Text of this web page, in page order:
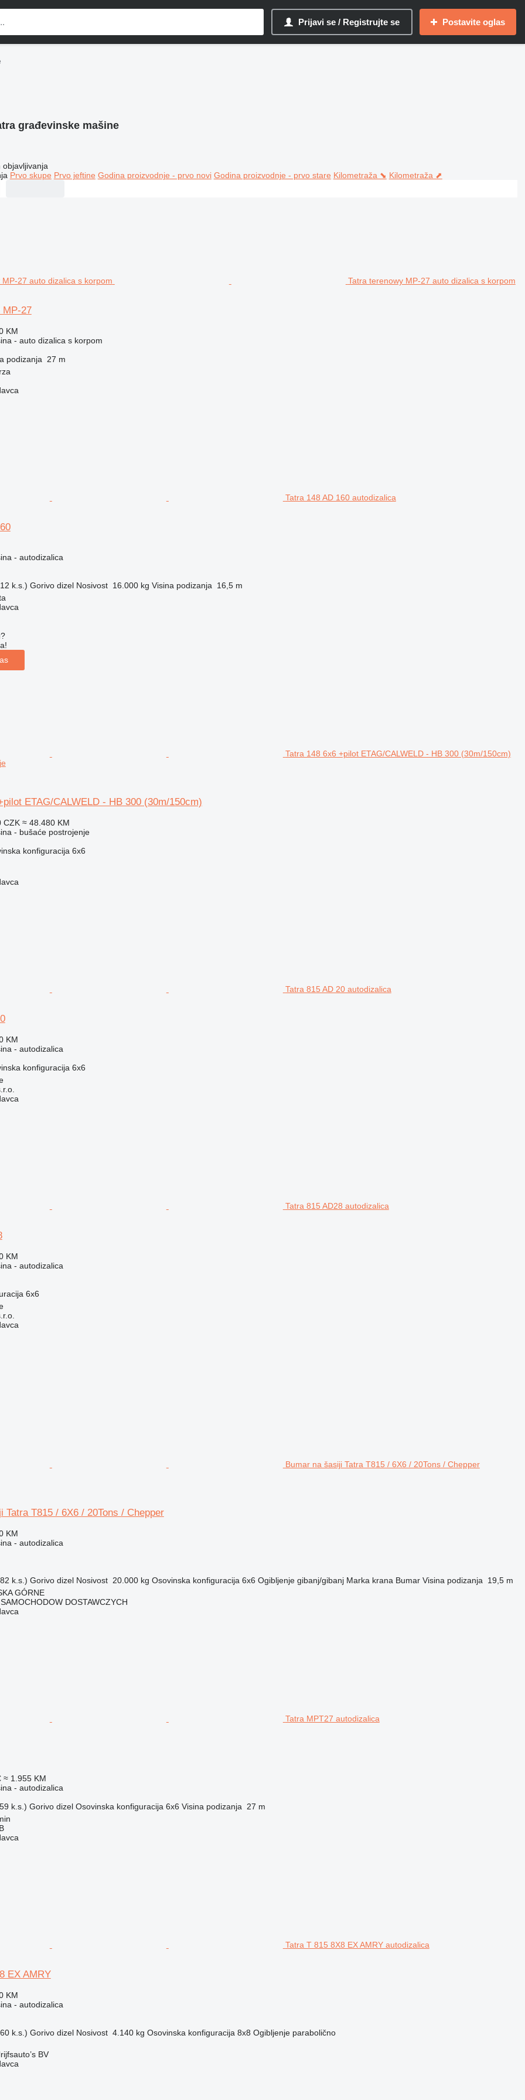
Prijavi se / Registrujte se Postavite oglas
građevinske mašine
objavljivanja
Prvo skupe Prvo jeftine Godina proizvodnje - prvo novi Godina proizvodnje - prvo stare Kilometraža ⬊ Kilometraža ⬈
Tatra terenowy MP-27 auto dizalica s korpom
MP-27
KM
- auto dizalica s korpom
podizanja
27 m
Tatra 148 AD 160 autodizalica
- autodizalica
k.s.) Gorivo dizel Nosivost 16.000 kg Visina podizanja
16,5 m
Tatra 148 6x6 +pilot ETAG/CALWELD - HB 300 (30m/150cm)
ETAG/CALWELD - HB 300 (30m/150cm)
CZK ≈ 48.480 KM
- bušaće postrojenje
konfiguracija 6x6
Tatra 815 AD 20 autodizalica
KM
- autodizalica
konfiguracija 6x6
Tatra 815 AD28 autodizalica
KM
- autodizalica
6x6
Bumar na šasiji Tatra T815 / 6X6 / 20Tons / Chepper
Tatra T815 / 6X6 / 20Tons / Chepper
KM
- autodizalica
k.s.) Gorivo dizel Nosivost 20.000 kg Osovinska konfiguracija 6x6 Ogibljenje gibanj/gibanj Marka krana Bumar Visina podizanja
19,5 m
GÓRNE
DOSTAWCZYCH
Tatra MPT27 autodizalica
≈ 1.955 KM
- autodizalica
k.s.) Gorivo dizel Osovinska konfiguracija 6x6 Visina podizanja
27 m
Tatra T 815 8X8 EX AMRY autodizalica
EX AMRY
KM
- autodizalica
k.s.) Gorivo dizel Nosivost 4.140 kg Osovinska konfiguracija 8x8 Ogibljenje parabolično
BV